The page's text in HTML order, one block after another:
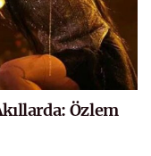
Özlem